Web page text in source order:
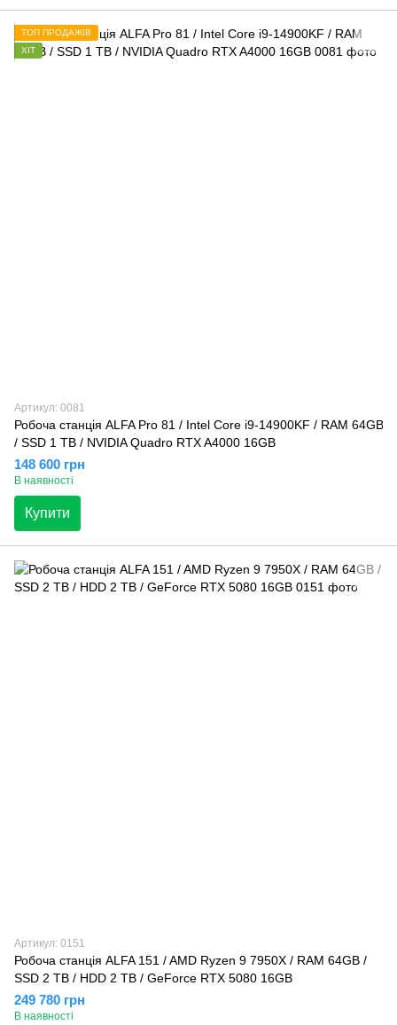
ТОП ПРОДАЖІВ
ХІТ
Артикул: 0081
Робоча станція ALFA Pro 81 / Intel Core i9-14900KF / RAM 64GB
/ SSD 1 TB / NVIDIA Quadro RTX A4000 16GB
148 600 грн
В наявності
Купити
Артикул: 0151
Робоча станція ALFA 151 / AMD Ryzen 9 7950X / RAM 64GB /
SSD 2 TB / HDD 2 TB / GeForce RTX 5080 16GB
249 780 грн
В наявності